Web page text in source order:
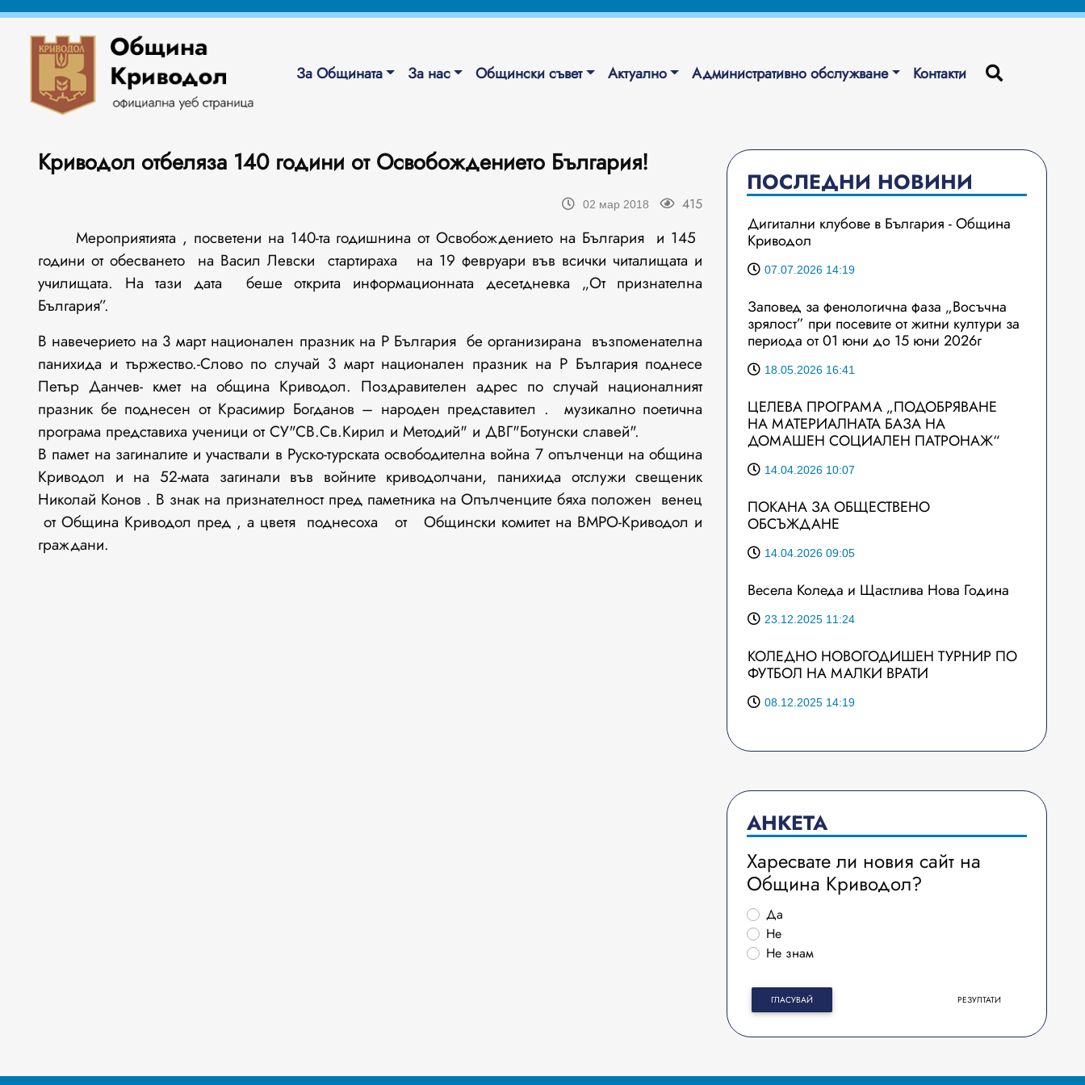
За Общината За нас Общински съвет Актуално Административно обслужване Контакти
Криводол отбеляза 140 години от Освобождението България!
02 мар 2018 415
Мероприятията , посветени на 140-та годишнина от Освобождението на България и 145
години от обесването на Васил Левски стартираха на 19 февруари във всички читалищата и
училищата. На тази дата беше открита информационната десетдневка „От признателна
България”.
В навечерието на 3 март национален празник на Р България бе организирана възпоменателна
панихида и тържество.-Слово по случай 3 март национален празник на Р България поднесе
Петър Данчев- кмет на община Криводол. Поздравителен адрес по случай националният
празник бе поднесен от Красимир Богданов – народен представител . музикално поетична
програма представиха ученици от СУ"СВ.Св.Кирил и Методий" и ДВГ"Ботунски славей".
В памет на загиналите и участвали в Руско-турската освободителна война 7 опълченци на община
Криводол и на 52-мата загинали във войните криводолчани, панихида отслужи свещеник
Николай Конов . В знак на признателност пред паметника на Опълченците бяха положен венец
от Община Криводол пред , а цветя поднесоха от Общински комитет на ВМРО-Криводол и
граждани.
ПОСЛЕДНИ НОВИНИ
Дигитални клубове в България - Община
Криводол
07.07.2026 14:19
Заповед за фенологична фаза „Восъчна
зрялост” при посевите от житни култури за
периода от 01 юни до 15 юни 2026г
18.05.2026 16:41
ЦЕЛЕВА ПРОГРАМА „ПОДОБРЯВАНЕ
НА МАТЕРИАЛНАТА БАЗА НА
ДОМАШЕН СОЦИАЛЕН ПАТРОНАЖ“
14.04.2026 10:07
ПОКАНА ЗА ОБЩЕСТВЕНО
ОБСЪЖДАНЕ
14.04.2026 09:05
Весела Коледа и Щастлива Нова Година
23.12.2025 11:24
КОЛЕДНО НОВОГОДИШЕН ТУРНИР ПО
ФУТБОЛ НА МАЛКИ ВРАТИ
08.12.2025 14:19
АНКЕТА
Харесвате ли новия сайт на
Община Криводол?
Да
Не
Не знам
ГЛАСУВАЙ РЕЗУЛТАТИ